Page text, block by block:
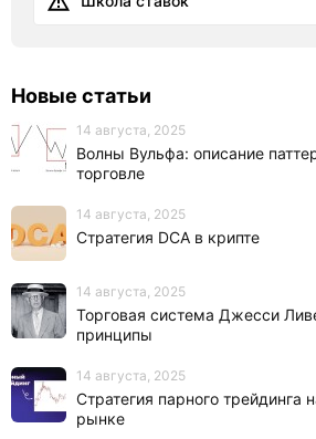
Новые статьи
14 августа, 2025
Волны Вульфа: описание
торговле
14 августа, 2025
Стратегия DCA в крипте
14 августа, 2025
Торговая система Джесси
принципы
14 августа, 2025
Стратегия парного
рынке